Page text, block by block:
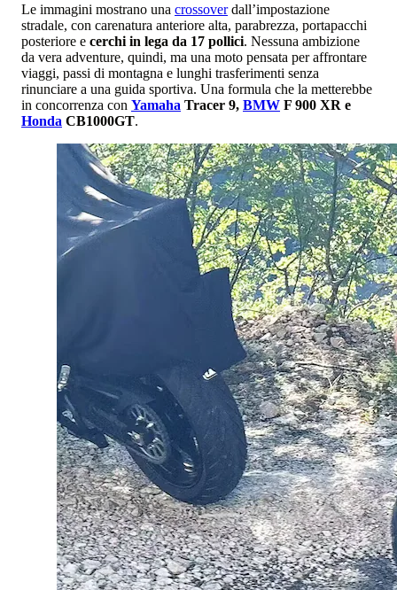
Le immagini mostrano una crossoverdall’impostazione
stradale, con carenatura anteriore alta, parabrezza, portapacchi
posteriore e cerchi in lega da 17 pollici. Nessuna ambizione
da vera adventure, quindi, ma una moto pensata per affrontare
viaggi, passi di montagna e lunghi trasferimenti senza
rinunciare a una guida sportiva. Una formula che la metterebbe
in concorrenza con Yamaha Tracer 9, BMW F 900 XR e
Honda CB1000GT.